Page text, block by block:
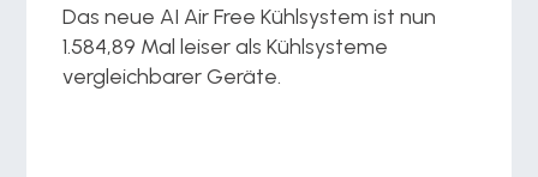
Das neue AI Air Free Kühlsystem ist nun
1.584,89 Mal leiser als Kühlsysteme
vergleichbarer Geräte.